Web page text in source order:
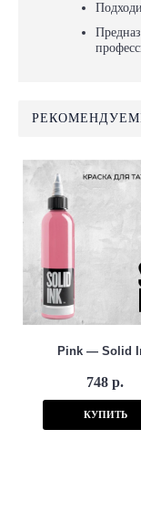
Pink — Solid
748 р.
КУПИТЬ